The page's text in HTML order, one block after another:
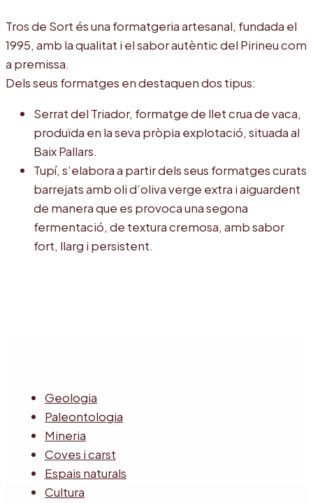
Tros de Sort és una formatgeria artesanal, fundada el
1995, amb la qualitat i el sabor autèntic del Pirineu com
a premissa.
Dels seus formatges en destaquen dos tipus:
Serrat del Triador, formatge de llet crua de vaca,
produïda en la seva pròpia explotació, situada al
Baix Pallars.
Tupí, s’elabora a partir dels seus formatges curats
barrejats amb oli d’oliva verge extra i aiguardent
de manera que es provoca una segona
fermentació, de textura cremosa, amb sabor
fort, llarg i persistent.
Geologia
Paleontologia
Mineria
Coves i carst
Espais naturals
Cultura